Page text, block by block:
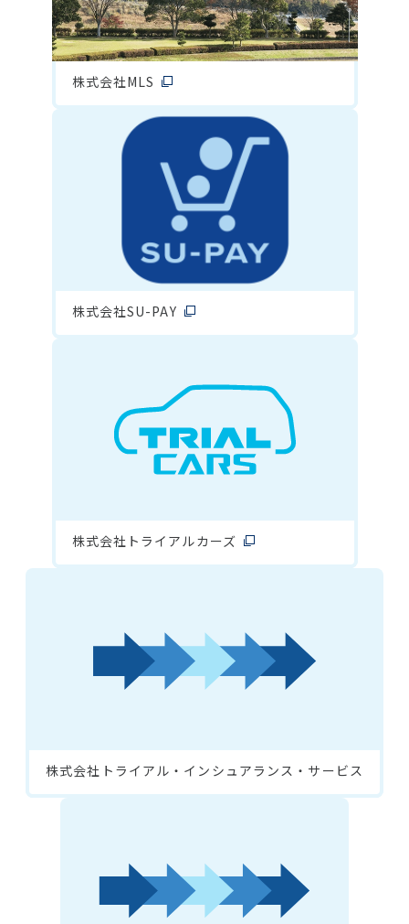
株式会社MLS
株式会社SU-PAY
株式会社トライアルカーズ
株式会社トライアル・インシュアランス・サービス